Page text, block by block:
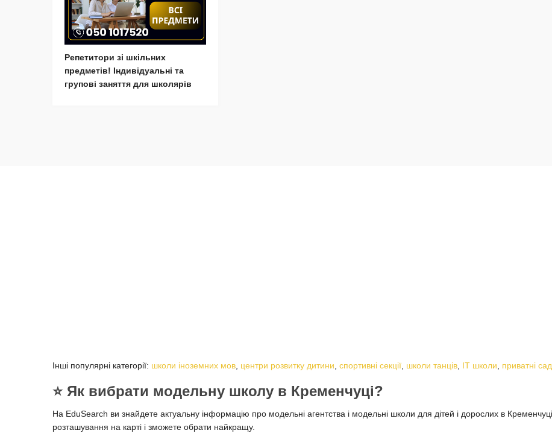
Репетитори зі шкільних
предметів! Індивідуальні та
групові заняття для школярів
Інші популярні категорії: школи іноземних мов центри розвитку дитини спортивні секції школи танців ІТ школи приватні
⭐️ Як вибрати модельну школу в Кременчуці?
На EduSearch ви знайдете актуальну інформацію про модельні агентства і модельні школи для дітей і дорослих в
розташування на карті і зможете обрати найкращу.